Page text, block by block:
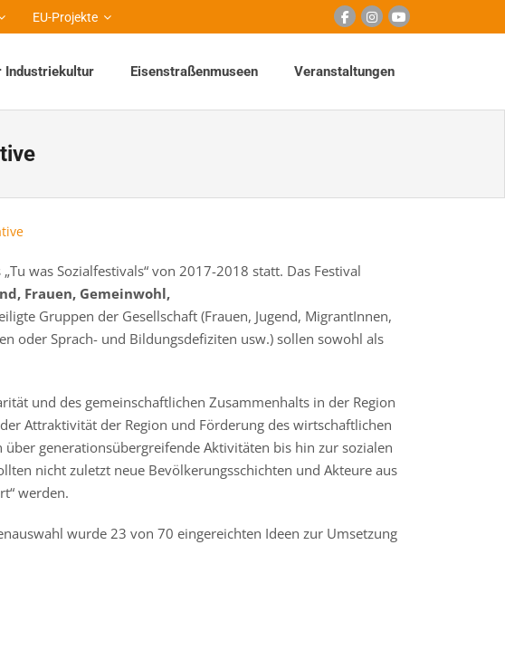
EU-Projekte
Industriekultur Eisenstraßenmuseen Veranstaltungen
was Sozialfestivals“ von 2017-2018 statt. Das Festival
Frauen, Gemeinwohl,
Gruppen der Gesellschaft (Frauen, Jugend, MigrantInnen,
oder Sprach- und Bildungsdefiziten usw.) sollen sowohl als
und des gemeinschaftlichen Zusammenhalts in der Region
Attraktivität der Region und Förderung des wirtschaftlichen
generationsübergreifende Aktivitäten bis hin zur sozialen
nicht zuletzt neue Bevölkerungsschichten und Akteure aus
werden.
wurde 23 von 70 eingereichten Ideen zur Umsetzung